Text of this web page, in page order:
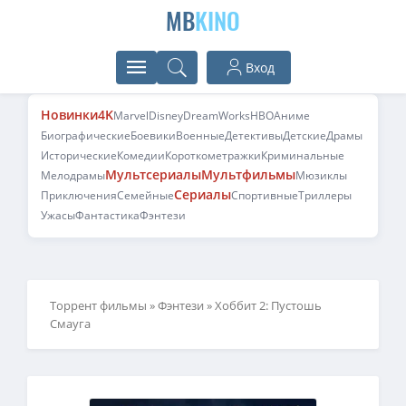
MBKINO
Вход
Новинки4KMarvelDisneyDreamWorksHBOАниме
БиографическиеБоевикиВоенныеДетективыДетскиеДрамы
ИсторическиеКомедииКороткометражкиКриминальные
МелодрамыМультсериалыМультфильмыМюзиклы
ПриключенияСемейныеСериалыСпортивныеТриллеры
УжасыФантастикаФэнтези
Торрент фильмы »Фэнтези » Хоббит 2: Пустошь
Смауга